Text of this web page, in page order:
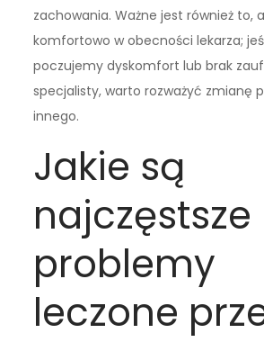
zachowania. Ważne jest również to,
komfortowo w obecności lekarza;
poczujemy dyskomfort lub brak
specjalisty, warto rozważyć zmianę
innego.
Jakie są
najczęstsze
problemy
leczone